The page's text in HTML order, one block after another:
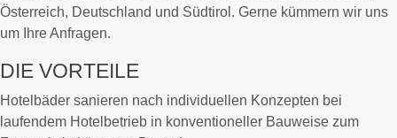
Österreich, Deutschland und Südtirol. Gerne kümmern wir uns
um Ihre Anfragen.
DIE VORTEILE
Hotelbäder sanieren nach individuellen Konzepten bei
laufendem Hotelbetrieb in konventioneller Bauweise zum